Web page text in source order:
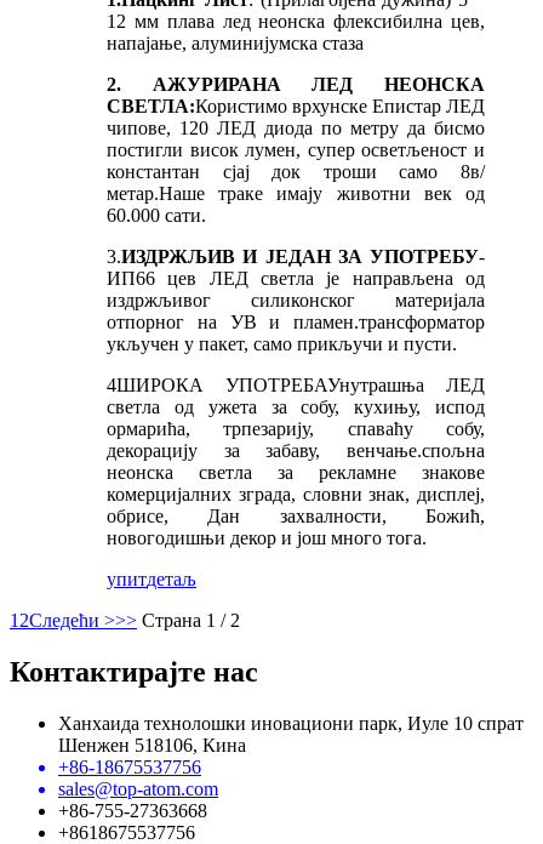
12 мм плава лед неонска флексибилна цев,
напајање, алуминијумска стаза
2. АЖУРИРАНА ЛЕД НЕОНСКА
СВЕТЛА:Користимо врхунске Епистар ЛЕД
чипове, 120 ЛЕД диода по метру да бисмо
постигли висок лумен, супер осветљеност и
константан сјај док троши само 8в/
метар.Наше траке имају животни век од
60.000 сати.
3.ИЗДРЖЉИВ И ЈЕДАН ЗА УПОТРЕБУ-
ИП66 цев ЛЕД светла је направљена од
издржљивог силиконског материјала
отпорног на УВ и пламен.трансформатор
укључен у пакет, само прикључи и пусти.
4ШИРОКА УПОТРЕБАУнутрашња ЛЕД
светла од ужета за собу, кухињу, испод
ормарића, трпезарију, спаваћу собу,
декорацију за забаву, венчање.спољна
неонска светла за рекламне знакове
комерцијалних зграда, словни знак, дисплеј,
обрисе, Дан захвалности, Божић,
новогодишњи декор и још много тога.
упитдетаљ
1 2Следећи >>> Страна 1 / 2
Контактирајте нас
Ханхаида технолошки иновациони парк, Иуле 10 спрат
Шенжен 518106, Кина
+86-18675537756
sales@top-atom.com
+86-755-27363668
+8618675537756